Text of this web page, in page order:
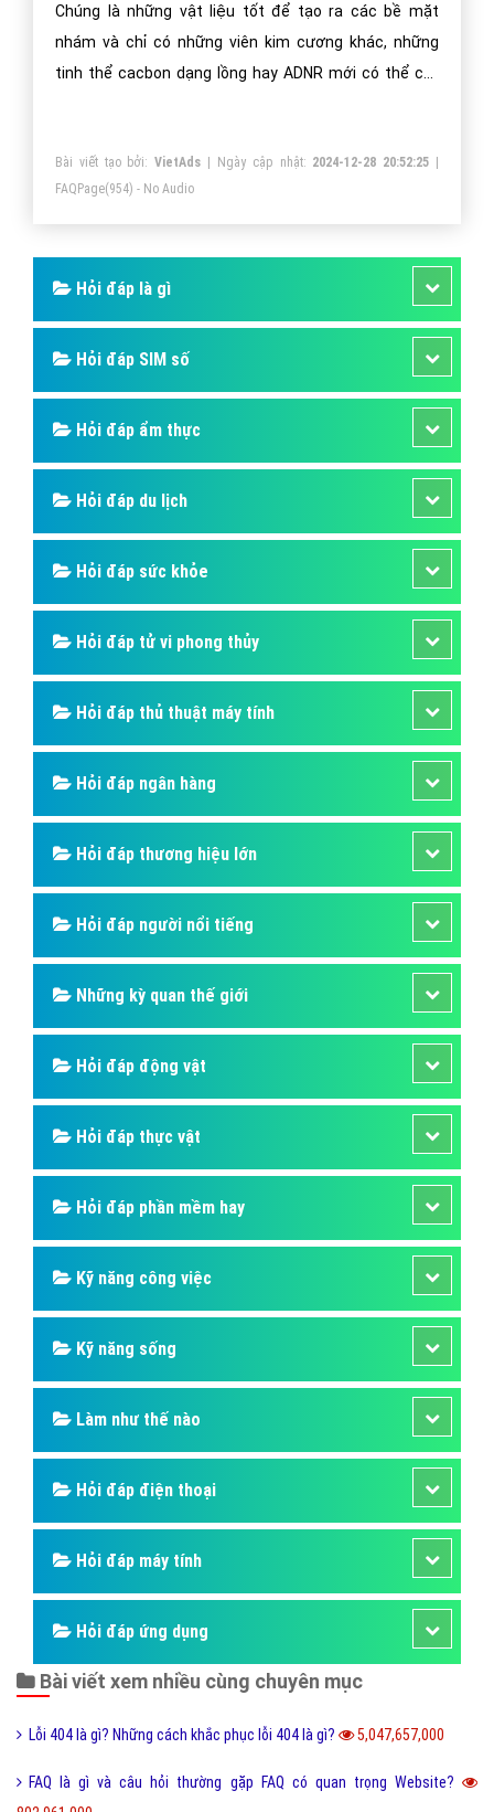
được nhiều người ưa chuộng. Để cập nhật bảng giá
kim cương, hột xoàn năm 2021 hãy theo dõi bài viết
sau.
nhập(5793) - No Audio
Kim cương là gì và phân biệt kim cương
Chúng là những vật liệu tốt để tạo ra các bề mặt
nhám và chỉ có những viên kim cương khác, những
tinh thể cacbon dạng lồng hay ADNR mới có thể cắt
kim cương được. Điều đó có nghĩa là chúng có thể giữ
Bài viết tạo bởi:VietAds| Ngày cập nhật:
|
FAQPage(954) - No Audio
Hỏi đáp là gì
Hỏi đáp SIM số
Hỏi đáp ẩm thực
Hỏi đáp du lịch
Hỏi đáp sức khỏe
Hỏi đáp tử vi phong thủy
Hỏi đáp thủ thuật máy tính
Hỏi đáp ngân hàng
Hỏi đáp thương hiệu lớn
Hỏi đáp người nổi tiếng
Những kỳ quan thế giới
Hỏi đáp động vật